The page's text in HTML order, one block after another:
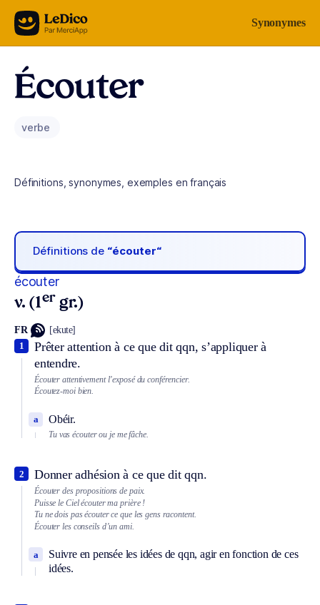
Aller au contenu Synonymes
Écouter
verbe
Définitions, synonymes, exemples en français
Définitions de “écouter“
écouter
v. (1er gr.)
FR [ekute]
Prêter attention à ce que dit qqn, s’appliquer à
entendre.
1
Écouter attentivement l’exposé du conférencier.
Écoutez-moi bien.
Obéir.
a
Tu vas écouter ou je me fâche.
Donner adhésion à ce que dit qqn.
2
Écouter des propositions de paix.
Puisse le Ciel écouter ma prière !
Tu ne dois pas écouter ce que les gens racontent.
Écouter les conseils d’un ami.
Suivre en pensée les idées de qqn, agir en fonction de ces
idées.
a